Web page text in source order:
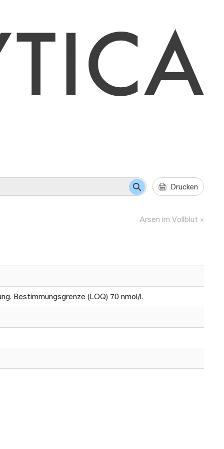
Drucken
Arsen im Vollblut
Bestimmungsgrenze (LOQ) 70 nmol/l.